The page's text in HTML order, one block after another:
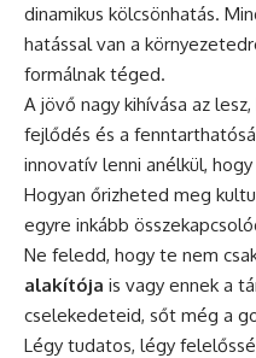
dinamikus kölcsönhatás.
hatással van a
formálnak téged.
A jövő nagy kihívása az
fejlődés és a
innovatív lenni anélkül,
Hogyan őrizheted meg
egyre inkább
Ne feledd, hogy te nem
alakítója is vagy ennek a
cselekedeteid, sőt még a
Légy tudatos, légy